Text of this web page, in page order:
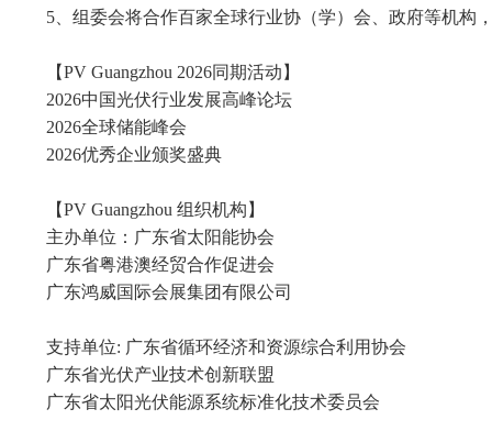
5、组委会将合作百家全球行业协（学）会、政府等机构
【PV Guangzhou 2026同期活动】
2026中国光伏行业发展高峰论坛
2026全球储能峰会
2026优秀企业颁奖盛典
【PV Guangzhou 组织机构】
主办单位：广东省太阳能协会
广东省粤港澳经贸合作促进会
广东鸿威国际会展集团有限公司
支持单位: 广东省循环经济和资源综合利用协会
广东省光伏产业技术创新联盟
广东省太阳光伏能源系统标准化技术委员会